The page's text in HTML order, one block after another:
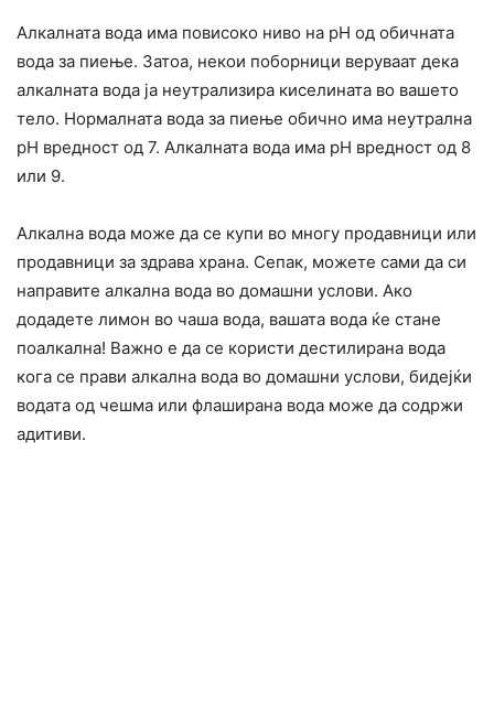
Алкалната вода има повисоко ниво на pH од обичната
вода за пиење. Затоа, некои поборници веруваат дека
алкалната вода ја неутрализира киселината во вашето
тело. Нормалната вода за пиење обично има неутрална
pH вредност од 7. Алкалната вода има pH вредност од 8
или 9.
Алкална вода може да се купи во многу продавници или
продавници за здрава храна. Сепак, можете сами да си
направите алкална вода во домашни услови. Ако
додадете лимон во чаша вода, вашата вода ќе стане
поалкална! Важно е да се користи дестилирана вода
кога се прави алкална вода во домашни услови, бидејќи
водата од чешма или флаширана вода може да содржи
адитиви.